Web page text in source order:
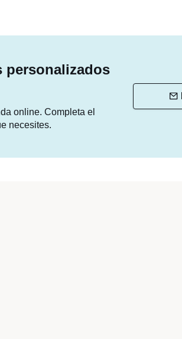
personalizados
online. Completa el
necesites.